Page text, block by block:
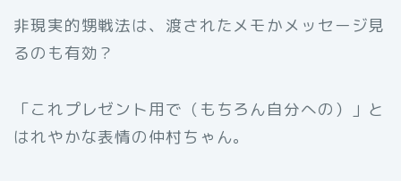
非現実的甥戦法は、渡されたメモかメッセージ見
るのも有効？
「これプレゼント用で（もちろん自分への）」と
はれやかな表情の仲村ちゃん。